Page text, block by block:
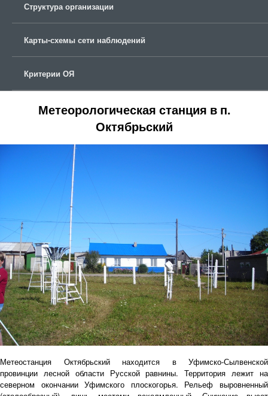
Структура организации
Карты-схемы сети наблюдений
Критерии ОЯ
Метеорологическая станция в п.
Октябрьский
Метеостанция Октябрьский находится в Уфимско-Сылвенской
провинции лесной области Русской равнины. Территория лежит на
северном окончании Уфимского плоскогорья. Рельеф выровненный